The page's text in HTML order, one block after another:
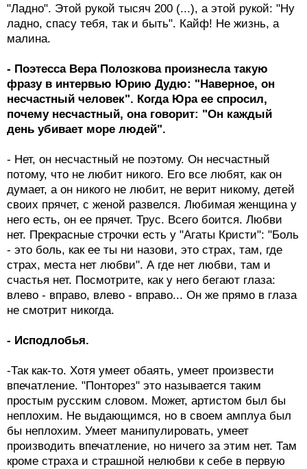
"Ладно". Этой рукой тысяч 200 (...), а этой рукой: "Ну
ладно, спасу тебя, так и быть". Кайф! Не жизнь, а
малина.
- Поэтесса Вера Полозкова произнесла такую
фразу в интервью Юрию Дудю: "Наверное, он
несчастный человек". Когда Юра ее спросил,
почему несчастный, она говорит: "Он каждый
день убивает море людей".
- Нет, он несчастный не поэтому. Он несчастный
потому, что не любит никого. Его все любят, как он
думает, а он никого не любит, не верит никому, детей
своих прячет, с женой развелся. Любимая женщина у
него есть, он ее прячет. Трус. Всего боится. Любви
нет. Прекрасные строчки есть у "Агаты Кристи": "Боль
- это боль, как ее ты ни назови, это страх, там, где
страх, места нет любви". А где нет любви, там и
счастья нет. Посмотрите, как у него бегают глаза:
влево - вправо, влево - вправо... Он же прямо в глаза
не смотрит никогда.
- Исподлобья.
-Так как-то. Хотя умеет обаять, умеет произвести
впечатление. "Понторез" это называется таким
простым русским словом. Может, артистом был бы
неплохим. Не выдающимся, но в своем амплуа был
бы неплохим. Умеет манипулировать, умеет
производить впечатление, но ничего за этим нет. Там
кроме страха и страшной нелюбви к себе в первую